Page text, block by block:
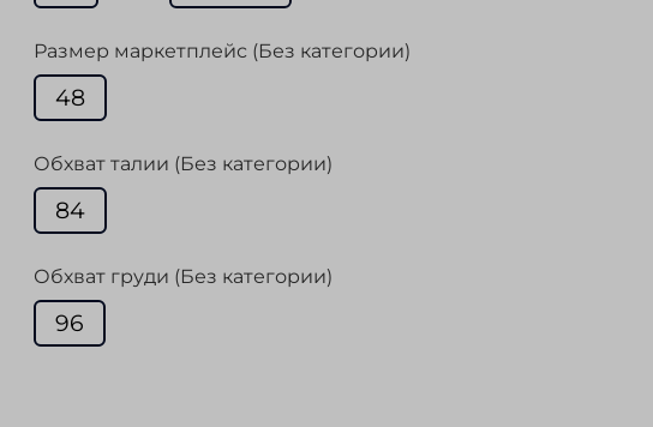
Размер маркетплейс (Без категории)
48
Обхват талии (Без категории)
84
Обхват груди (Без категории)
96